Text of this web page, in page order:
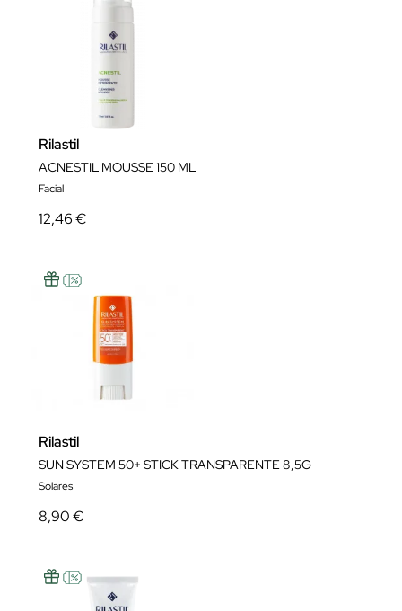
Rilastil
ACNESTIL MOUSSE 150 ML
Facial
12,46 €
Rilastil
SUN SYSTEM 50+ STICK TRANSPARENTE 8,5G
Solares
8,90 €